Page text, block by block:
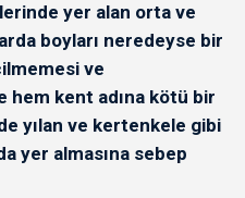
yer alan orta ve
boyları neredeyse bir
ve
kent adına kötü bir
yılan ve kertenkele gibi
yer almasına sebep